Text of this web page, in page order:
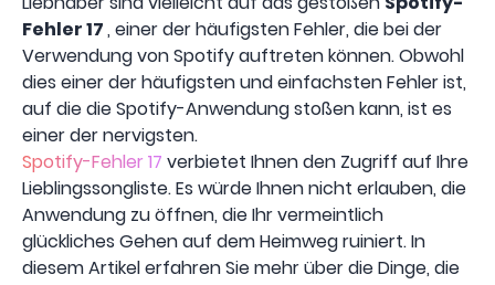
Fehler 17, einer der häufigsten Fehler, die bei der
Verwendung von Spotify auftreten können. Obwohl
dies einer der häufigsten und einfachsten Fehler ist,
auf die die Spotify-Anwendung stoßen kann, ist es
einer der nervigsten.
Spotify-Fehler 17 verbietet Ihnen den Zugriff auf Ihre
Lieblingssongliste. Es würde Ihnen nicht erlauben, die
Anwendung zu öffnen, die Ihr vermeintlich
glückliches Gehen auf dem Heimweg ruiniert. In
diesem Artikel erfahren Sie mehr über die Dinge, die